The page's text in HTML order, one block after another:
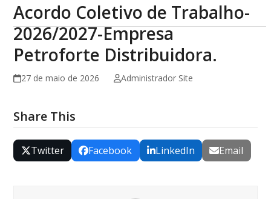
Acordo Coletivo de Trabalho-
2026/2027-Empresa
Petroforte Distribuidora.
27 de maio de 2026 Administrador Site
Share This
Twitter Facebook LinkedIn Email